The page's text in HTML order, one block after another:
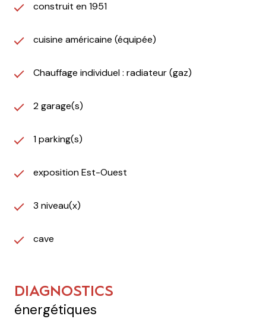
construit en 1951
cuisine américaine (équipée)
Chauffage individuel : radiateur (gaz)
2 garage(s)
1 parking(s)
exposition Est-Ouest
3 niveau(x)
cave
DIAGNOSTICS
énergétiques